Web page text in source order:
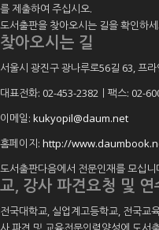
를 제출하여 주십시오.
도서출판을 찾아오시는 길을 확인하
찾아오시는 길
서울시 광진구 광나루로56길 63, 프
대표전화: 02-453-2382ㅣ팩스: 02-
이메일: kukyopil@daum.net
홈페이지: http://
도서출판다음에서 전문인재를 모십니
교, 강사 파견요청 및
전국대학교, 실업계고등학교, 전국교